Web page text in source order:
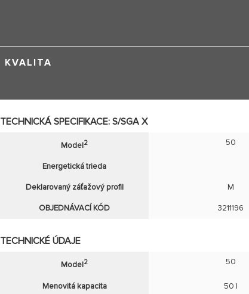
KVALITA
TECHNICKÁ SPECIFIKACE: S/SGA X
Model2 50
Energetická trieda
Deklarovaný záťažový profil M
OBJEDNÁVACÍ KÓD 3211196
TECHNICKÉ ÚDAJE
Model2 50
Menovitá kapacita 50 l